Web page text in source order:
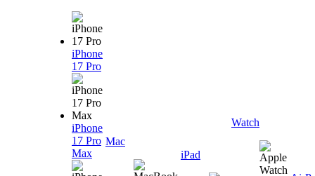
iPhone
17 Pro
iPhone
17 Pro
Max
Mac
iPad
Watch